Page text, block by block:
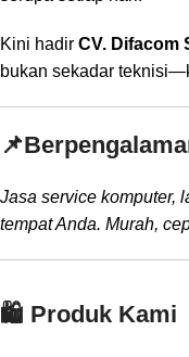
Kini hadir CV. Difacom
bukan sekadar
📌
Jasa service komputer,
tempat Anda. Murah,
🛍️ Produk Kami